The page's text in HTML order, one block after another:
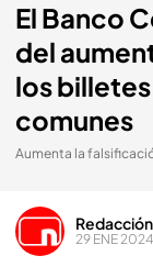
El Banco
del
los
comunes
Aumenta la
29 ENE